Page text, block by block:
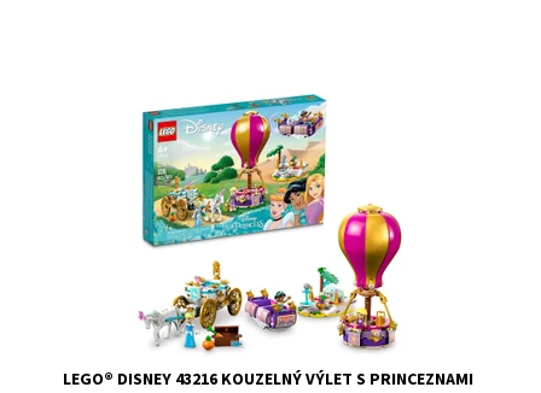
Udělejte radost milovníkům pohádkového cestování s
touto stavebnicí s princeznami od Disneyho
Dostupnost:
Skladem3
10614
LEGO
LEGO® DISNEY 43216 KOUZELNÝ VÝLET S PRINCEZNAMI